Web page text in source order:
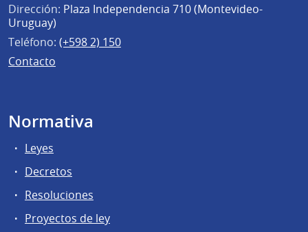
Dirección: Plaza Independencia 710 (Montevideo-
Uruguay)
Teléfono: (+598 2) 150
Contacto
Normativa
Leyes
Decretos
Resoluciones
Proyectos de ley